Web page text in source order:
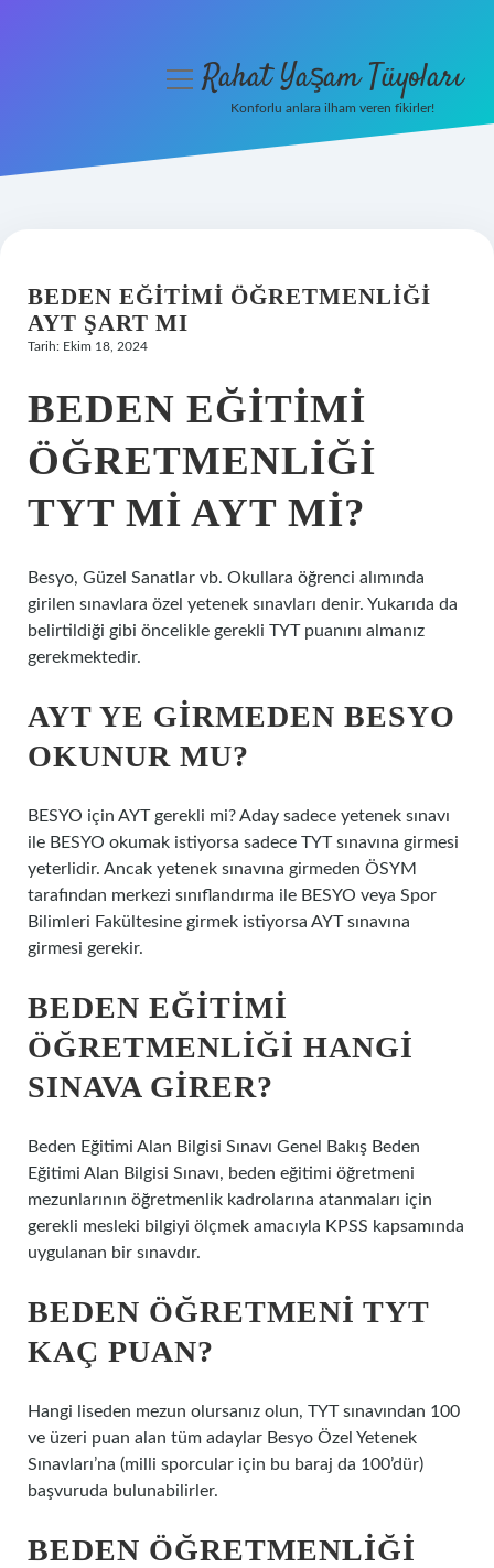
Hakkımızda
menüyüRahat Yaşam Tüyoları
Konforlu anlara ilham veren fikirler!
BEDEN EĞITIMI ÖĞRETMENLIĞI
AYT ŞART MI
Tarih: Ekim 18, 2024
BEDEN EĞITIMI
ÖĞRETMENLIĞI
TYT MI AYT MI?
Besyo, Güzel Sanatlar vb. Okullara öğrenci alımında
girilen sınavlara özel yetenek sınavları denir. Yukarıda da
belirtildiği gibi öncelikle gerekli TYT puanını almanız
gerekmektedir.
AYT YE GIRMEDEN BESYO
OKUNUR MU?
BESYO için AYT gerekli mi? Aday sadece yetenek sınavı
ile BESYO okumak istiyorsa sadece TYT sınavına girmesi
yeterlidir. Ancak yetenek sınavına girmeden ÖSYM
tarafından merkezi sınıflandırma ile BESYO veya Spor
Bilimleri Fakültesine girmek istiyorsa AYT sınavına
girmesi gerekir.
BEDEN EĞITIMI
ÖĞRETMENLIĞI HANGI
SINAVA GIRER?
Beden Eğitimi Alan Bilgisi Sınavı Genel Bakış Beden
Eğitimi Alan Bilgisi Sınavı, beden eğitimi öğretmeni
mezunlarının öğretmenlik kadrolarına atanmaları için
gerekli mesleki bilgiyi ölçmek amacıyla KPSS kapsamında
uygulanan bir sınavdır.
BEDEN ÖĞRETMENI TYT
KAÇ PUAN?
Hangi liseden mezun olursanız olun, TYT sınavından 100
ve üzeri puan alan tüm adaylar Besyo Özel Yetenek
Sınavları’na (milli sporcular için bu baraj da 100’dür)
başvuruda bulunabilirler.
BEDEN ÖĞRETMENLIĞI